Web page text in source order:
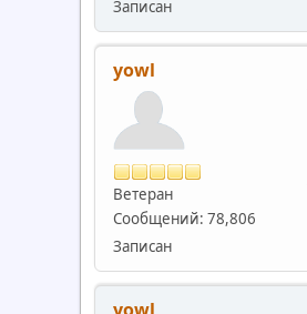
Записан
yowl
Ветеран
Сообщений: 78,806
Записан